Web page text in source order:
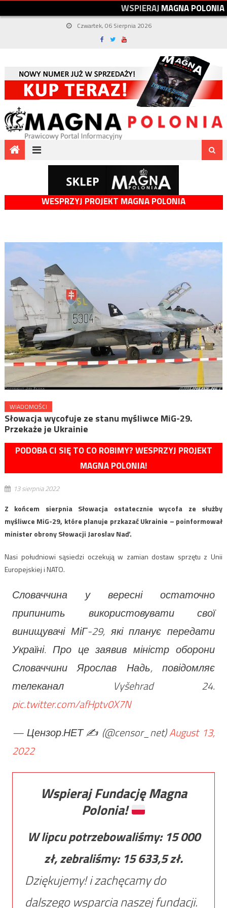
WSPIERAJMAGNAPOLONIA
Czwartek, 06 Sierpnia 2026
WESPRZYJ PROJEKT MAGNA POLONIA
WIADOMOŚCI
Słowacja wycofuje ze stanu myśliwce MiG-29.
Przekaże je Ukrainie
PODOBA CI SIĘ TO CO ROBIMY? WESPRZYJ PROJEKT
MAGNA POLONIA!
13 sierpnia 2022
Z końcem sierpnia Słowacja ostatecznie wycofa ze służby
myśliwce MiG-29, które planuje przkazać Ukrainie – poinformował
minister obrony Słowacji Jaroslav Naď.
Nasi południowi sąsiedzi oczekują w zamian dostaw sprzętu z Unii
Europejskiej i NATO.
Словаччина у вересні остаточно
припинить використовувати свої
винищувачі МіГ-29, які планує передати
Україні. Про це заявив міністр оборони
Словаччини Ярослав Надь, повідомляє
телеканал Vyšehrad 24.
pic.twitter.com/afHptv0X7N
— Цензор.НЕТ ✍️ (@censor_net)August 13,
2022
Wspieraj Fundację Magna
Polonia!
W lipcu potrzebowaliśmy: 15 000
zł, zebraliśmy: 15 633,5zł.
Dziękujemy! i zachęcamy do
dalszego wsparcia naszej fundacji.